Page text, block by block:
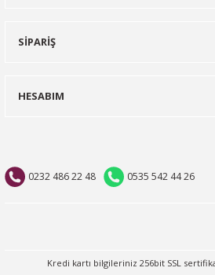
0232 486 22 48 0535 542 44 26
SİPARİŞ
HESABIM
Kredi kartı bilgileriniz 256bit SSL